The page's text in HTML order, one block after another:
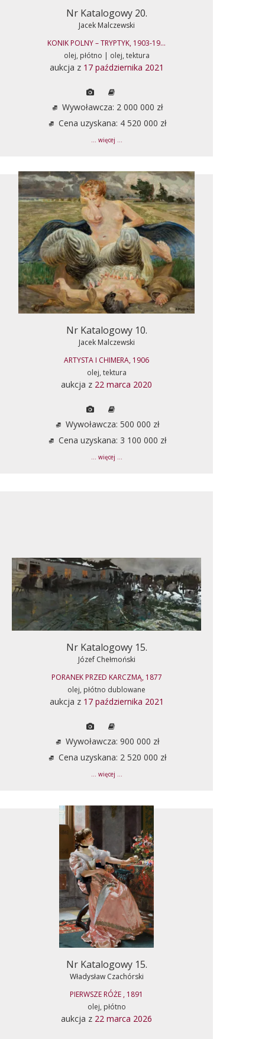
Nr Katalogowy 20.
Jacek Malczewski
KONIK POLNY – TRYPTYK, 1903-19...
olej, płótno | olej, tektura
aukcja z 17 października 2021
Wywoławcza: 2 000 000 zł
Cena uzyskana: 4 520 000 zł
... więcej ...
Nr Katalogowy 10.
Jacek Malczewski
ARTYSTA I CHIMERA, 1906
olej, tektura
aukcja z 22 marca 2020
Wywoławcza: 500 000 zł
Cena uzyskana: 3 100 000 zł
... więcej ...
Nr Katalogowy 15.
Józef Chełmoński
PORANEK PRZED KARCZMĄ, 1877
olej, płótno dublowane
aukcja z 17 października 2021
Wywoławcza: 900 000 zł
Cena uzyskana: 2 520 000 zł
... więcej ...
Nr Katalogowy 15.
Władysław Czachórski
PIERWSZE RÓŻE , 1891
olej, płótno
aukcja z 22 marca 2026